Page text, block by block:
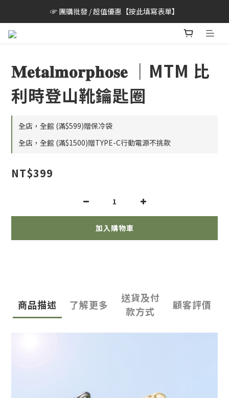
☞ 團購批發 / 超值優惠【按此填寫表單】
𝐌𝐞𝐭𝐚𝐥𝐦𝐨𝐫𝐩𝐡𝐨𝐬𝐞 ｜MTM 比
利時登山靴鑰匙圈
全店，全館 (滿$599)贈保冷袋
全店，全館 (滿$1500)贈TYPE-C行動電源不挑款
NT$399
加入購物車
商品描述 了解更多
送貨及付
款方式
顧客評價